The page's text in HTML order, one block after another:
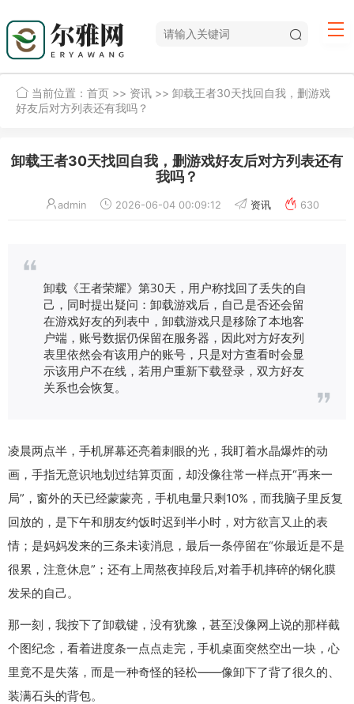
当前位置： 首页 >> 资讯 >> 卸载王者30天找回自我，删游戏
好友后对方列表还有我吗？
卸载王者30天找回自我，删游戏好友后对方列表还有
我吗？
admin 2026-06-04 00:09:12 资讯 630
卸载《王者荣耀》第30天，用户称找回了丢失的自
己，同时提出疑问：卸载游戏后，自己是否还会留
在游戏好友的列表中，卸载游戏只是移除了本地客
户端，账号数据仍保留在服务器，因此对方好友列
表里依然会有该用户的账号，只是对方查看时会显
示该用户不在线，若用户重新下载登录，双方好友
关系也会恢复。
凌晨两点半，手机屏幕还亮着刺眼的光，我盯着水晶爆炸的动
画，手指无意识地划过结算页面，却没像往常一样点开“再来一
局”，窗外的天已经蒙蒙亮，手机电量只剩10%，而我脑子里反复
回放的，是下午和朋友约饭时迟到半小时，对方欲言又止的表
情；是妈妈发来的三条未读消息，最后一条停留在“你最近是不是
很累，注意休息”；还有上周熬夜掉段后,对着手机摔碎的钢化膜
发呆的自己。
那一刻，我按下了卸载键，没有犹豫，甚至没像网上说的那样截
个图纪念，看着进度条一点点走完，手机桌面突然空出一块，心
里竟不是失落，而是一种奇怪的轻松——像卸下了背了很久的、
装满石头的背包。